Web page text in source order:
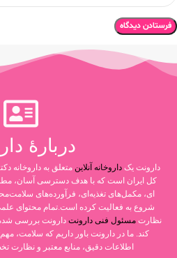
دربارۀ
دارونت یکداروخانه آنلاین متعلق به داروخانه
کل ایران است که با هدف دسترسی آسان،
شروع به فعالیت کرده است.تمام محتوای
نظارتمسئول فنی دارونت دارونت بررسی شده
کند. ما در دارونت باور داریم که سلامت،
اطلاعات دقیق، منابع معتبر و